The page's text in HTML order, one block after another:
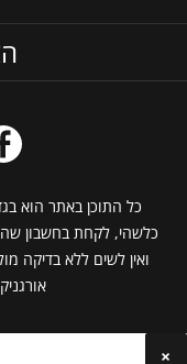
כל התוכן באתר הוא
כלשהי, לקחת בחשבון
ואין לשים ללא בדיקה
×